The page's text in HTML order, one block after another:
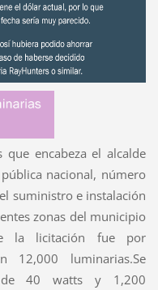
que encabeza el alcalde
nacional, número
suministro e instalación
zonas del municipio
la licitación fue por
12,000 luminarias.Se
de 40 watts y 1,200